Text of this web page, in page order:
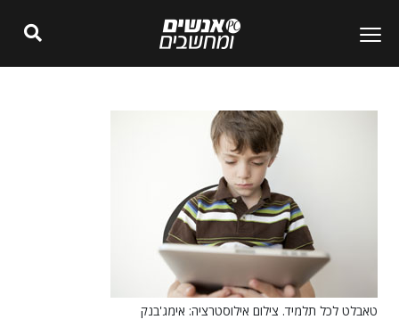
טאבלט לכל תלמיד. צילום אילוסטרציה: אימג'בנק